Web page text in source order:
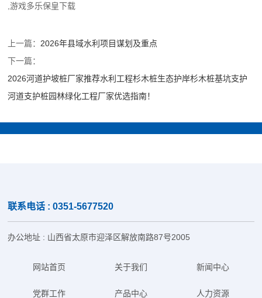
,游戏多乐保皇下载
上一篇： 2026年县域水利项目谋划及重点
下一篇：
2026河道护坡桩厂家推荐水利工程杉木桩生态护岸杉木桩基坑支护
河道支护桩园林绿化工程厂家优选指南！
联系电话 : 0351-5677520
办公地址 : 山西省太原市迎泽区解放南路87号2005
网站首页 关于我们 新闻中心
党群工作 产品中心 人力资源